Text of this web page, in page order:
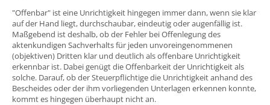
"Offenbar" ist eine Unrichtigkeit hingegen immer dann, wenn sie klar
auf der Hand liegt, durchschaubar, eindeutig oder augenfällig ist.
Maßgebend ist deshalb, ob der Fehler bei Offenlegung des
aktenkundigen Sachverhalts für jeden unvoreingenommenen
(objektiven) Dritten klar und deutlich als offenbare Unrichtigkeit
erkennbar ist. Dabei genügt die Offenbarkeit der Unrichtigkeit als
solche. Darauf, ob der Steuerpflichtige die Unrichtigkeit anhand des
Bescheides oder der ihm vorliegenden Unterlagen erkennen konnte,
kommt es hingegen überhaupt nicht an.